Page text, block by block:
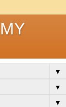
▼
▼
▼